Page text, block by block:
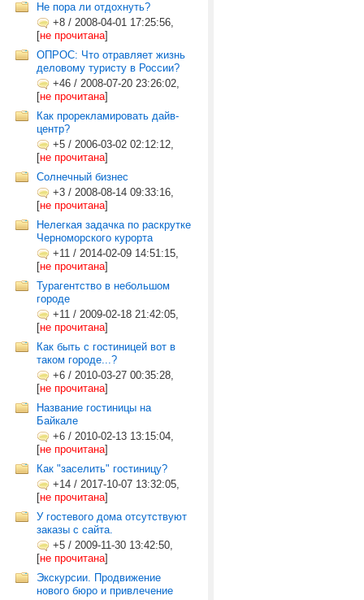
Не пора ли отдохнуть?
+8 / 2008-04-01 17:25:56,
[не прочитана]
ОПРОС: Что отравляет жизнь
деловому туристу в России?
+46 / 2008-07-20 23:26:02,
[не прочитана]
Как прорекламировать дайв-
центр?
+5 / 2006-03-02 02:12:12,
[не прочитана]
Солнечный бизнес
+3 / 2008-08-14 09:33:16,
[не прочитана]
Нелегкая задачка по раскрутке
Черноморского курорта
+11 / 2014-02-09 14:51:15,
[не прочитана]
Турагентство в небольшом
городе
+11 / 2009-02-18 21:42:05,
[не прочитана]
Как быть с гостиницей вот в
таком городе...?
+6 / 2010-03-27 00:35:28,
[не прочитана]
Название гостиницы на
Байкале
+6 / 2010-02-13 13:15:04,
[не прочитана]
Как "заселить" гостиницу?
+14 / 2017-10-07 13:32:05,
[не прочитана]
У гостевого дома отсутствуют
заказы с сайта.
+5 / 2009-11-30 13:42:50,
[не прочитана]
Экскурсии. Продвижение
нового бюро и привлечение